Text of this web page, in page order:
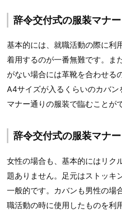
辞令交付式の服装マナ
基本的には、就職活動の際に利
着用するのが一番無難です。ま
がない場合には革靴を合わせる
A4サイズが入るくらいのカバン
マナー通りの服装で臨むことが
辞令交付式の服装マナ
女性の場合も、基本的にはリク
題ありません。足元はストッキ
一般的です。カバンも男性の場
職活動の時に使用したものを利